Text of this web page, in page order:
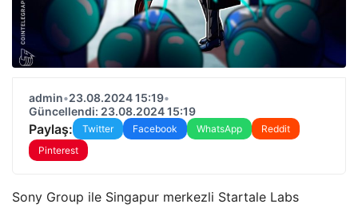
admin•23.08.2024 15:19•
Güncellendi: 23.08.2024 15:19
Paylaş: Twitter Facebook WhatsApp
Reddit
Pinterest
Sony Group ile Singapur merkezli Startale Labs